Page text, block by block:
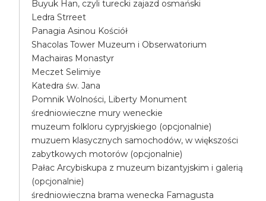
Buyuk Han, czyli turecki zajazd osmański
Ledra Strreet
Panagia Asinou Kościół
Shacolas Tower Muzeum i Obserwatorium
Machairas Monastyr
Meczet Selimiye
Katedra św. Jana
Pomnik Wolności, Liberty Monument
średniowieczne mury weneckie
muzeum folkloru cypryjskiego (opcjonalnie)
muzuem klasycznych samochodów, w większości
zabytkowych motorów (opcjonalnie)
Pałac Arcybiskupa z muzeum bizantyjskim i galerią
(opcjonalnie)
średniowieczna brama wenecka Famagusta